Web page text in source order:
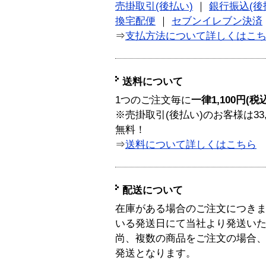
売掛取引(後払い)
銀行振込(後
換宅配便
セブンイレブン決済
⇒支払方法について詳しくはこ
送料について
1つのご注文毎に一律1,100円(税
※売掛取引(後払い)のお客様は
無料！
⇒送料について詳しくはこちら
配送について
在庫がある場合のご注文につき
いる発送日にて当社より発送い
尚、複数の商品をご注文の場合
発送となります。